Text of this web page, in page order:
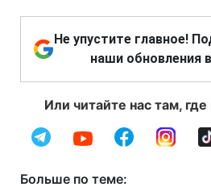
Не упустите главное!
наши обновления
Или читайте нас там,
Больше по теме: